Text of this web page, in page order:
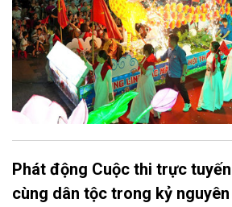
Phát động Cuộc thi trực
cùng dân tộc trong kỷ